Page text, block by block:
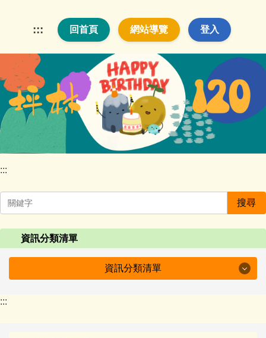
要
內
容
區
::: 回首頁 網站導覽 登入
:::
搜尋
資訊分類清單
資訊分類清單
:::